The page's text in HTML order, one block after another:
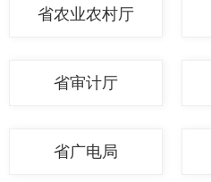
省农业农村厅
省审计厅
省广电局